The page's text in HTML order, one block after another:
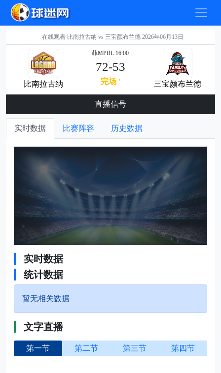
在线观看 比南拉古纳 vs 三宝颜布兰德 2026年06月13日
比南拉古纳
菲MPBL 16:00
72-53
完场 ' 三宝颜布兰德
直播信号
实时数据 比赛阵容 历史数据
实时数据
统计数据
暂无相关数据
文字直播
第一节 第二节 第三节 第四节